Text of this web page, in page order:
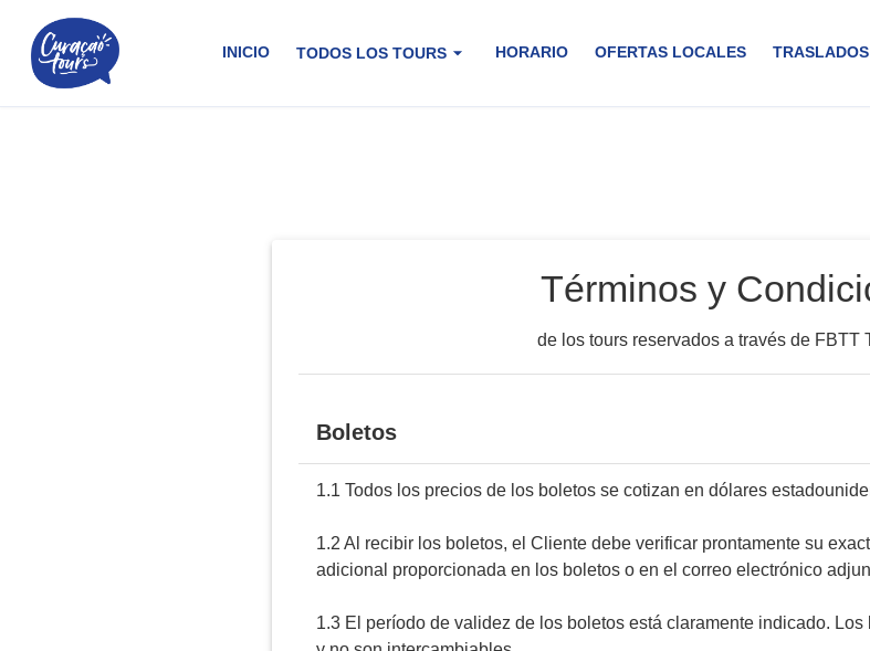
INICIO TODOS LOS TOURS HORARIO OFERTAS LOCALES TRASLADOS
Términos y
de los tours reservados a través de FBTT
Boletos
1.1 Todos los precios de los boletos se cotizan en dólares
1.2 Al recibir los boletos, el Cliente debe verificar prontamente su
adicional proporcionada en los boletos o en el correo electrónico
1.3 El período de validez de los boletos está claramente indicado.